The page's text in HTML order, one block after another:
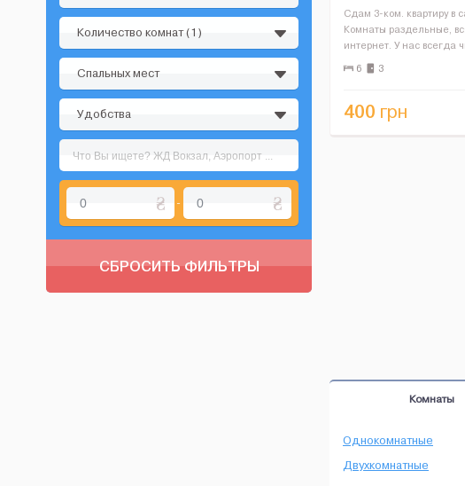
Количество комнат (1)
Спальных мест
Удобства
-
СБРОСИТЬ ФИЛЬТРЫ
Сдам 3-ком. квартиру в
Комнаты раздельные,
интернет. У нас всегда
полотенца. На кухне
посуда для
6 3
400 грн
Комнаты
Однокомнатные
Двухкомнатные